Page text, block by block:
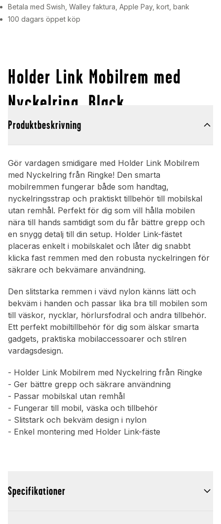
Betala med Swish, Walley faktura, Apple Pay, kort, bank
100 dagars öppet köp
Holder Link Mobilrem med
Nyckelring, Black
Produktbeskrivning
Gör vardagen smidigare med Holder Link Mobilrem
med Nyckelring från Ringke! Den smarta
mobilremmen fungerar både som handtag,
nyckelringsstrap och praktiskt tillbehör till mobilskal
utan remhål. Perfekt för dig som vill hålla mobilen
nära till hands samtidigt som du får bättre grepp och
en snygg detalj till din setup. Holder Link-fästet
placeras enkelt i mobilskalet och låter dig snabbt
klicka fast remmen med den robusta nyckelringen för
säkrare och bekvämare användning.
Den slitstarka remmen i vävd nylon känns lätt och
bekväm i handen och passar lika bra till mobilen som
till väskor, nycklar, hörlursfodral och andra tillbehör.
Ett perfekt mobiltillbehör för dig som älskar smarta
gadgets, praktiska mobilaccessoarer och stilren
vardagsdesign.
- Holder Link Mobilrem med Nyckelring från Ringke
- Ger bättre grepp och säkrare användning
- Passar mobilskal utan remhål
- Fungerar till mobil, väska och tillbehör
- Slitstark och bekväm design i nylon
- Enkel montering med Holder Link-fäste
Specifikationer